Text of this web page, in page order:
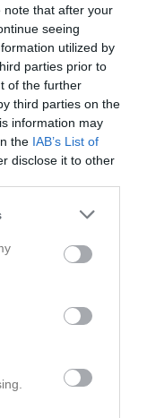
note that after your
seeing
utilized by
parties prior to
of the further
third parties on the
information may
the IAB’s List of
disclose it to other